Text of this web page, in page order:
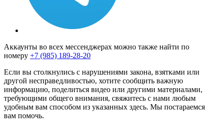
Аккаунты во всех мессенджерах можно также найти по
номеру +7 (985) 189-28-20
Если вы столкнулись с нарушениями закона, взятками или
другой несправедливостью, хотите сообщить важную
информацию, поделиться видео или другими материалами,
требующими общего внимания, свяжитесь с нами любым
удобным вам способом из указанных здесь. Мы постараемся
вам помочь.